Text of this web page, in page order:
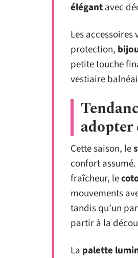
élégantavec
Les
protection,
petite touche
vestiaire
adopter
Cette saison, le
confort
fraîcheur, le
mouvements
tandis qu’un
partir à la
La palette